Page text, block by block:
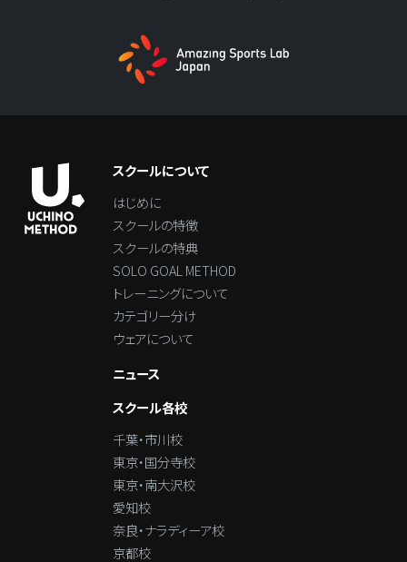
スクールについて
はじめに
スクールの特徴
スクールの特典
SOLO GOAL METHOD
トレーニングについて
カテゴリー分け
ウェアについて
ニュース
スクール各校
千葉・市川校
東京・国分寺校
東京・南大沢校
愛知校
奈良・ナラディーア校
京都校